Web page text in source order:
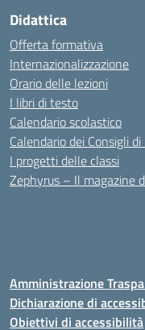
Didattica
Offerta formativa
Internazionalizzazione
Orario delle lezioni
I libri di testo
Calendario scolastico
Calendario dei Consigli
I progetti delle classi
Zephyrus – Il magazine
Amministrazione
Dichiarazione di
Obiettivi di accessibilità